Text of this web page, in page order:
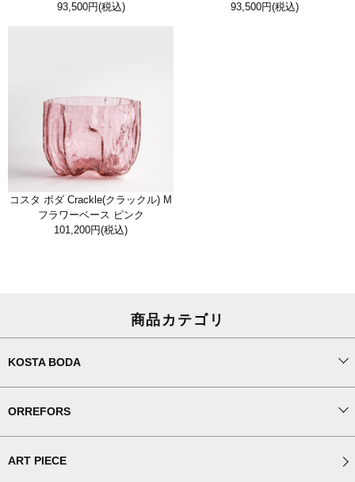
93,500円(税込)
93,500円(税込)
コスタ ボダ Crackle(クラックル) M
フラワーベース ピンク
101,200円(税込)
商品カテゴリ
KOSTA BODA
ORREFORS
ART PIECE